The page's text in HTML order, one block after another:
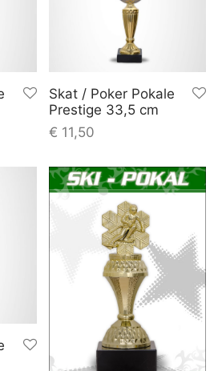
Skat / Poker Pokale
Prestige 33,5 cm
€ 11,50